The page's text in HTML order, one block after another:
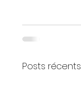
Posts récents